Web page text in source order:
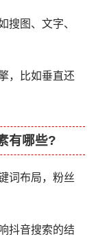
搜图、文字、
，比如垂直还
有哪些?
词布局，粉丝
抖音搜索的结